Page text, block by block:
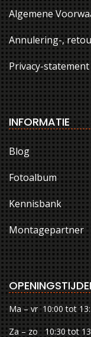
Algemene
Annulering-,
Privacy-statement
INFORMATIE
Blog
Fotoalbum
Kennisbank
Montagepartner
Ma – vr 10:00 tot
Za – zo 10:30 tot